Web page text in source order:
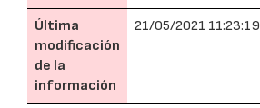
Última
modificación
de la
información
21/05/2021 11:23:19